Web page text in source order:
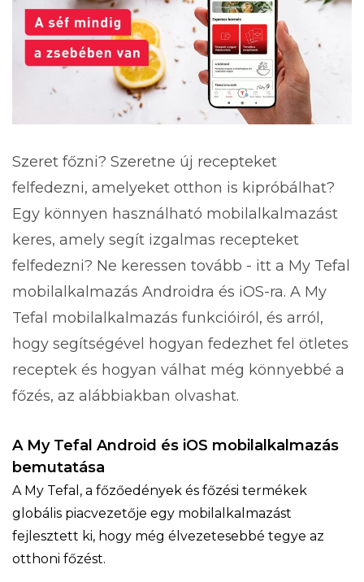
Szeret főzni? Szeretne új recepteket
felfedezni, amelyeket otthon is kipróbálhat?
Egy könnyen használható mobilalkalmazást
keres, amely segít izgalmas recepteket
felfedezni? Ne keressen tovább - itt a My Tefal
mobilalkalmazás Androidra és iOS-ra. A My
Tefal mobilalkalmazás funkcióiról, és arról,
hogy segítségével hogyan fedezhet fel ötletes
receptek és hogyan válhat még könnyebbé a
főzés, az alábbiakban olvashat.
A My Tefal Android és iOS mobilalkalmazás
bemutatása
A My Tefal, a főzőedények és főzési termékek
globális piacvezetője egy mobilalkalmazást
fejlesztett ki, hogy még élvezetesebbé tegye az
otthoni főzést.